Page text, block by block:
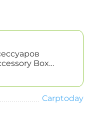
Box
Carptoday